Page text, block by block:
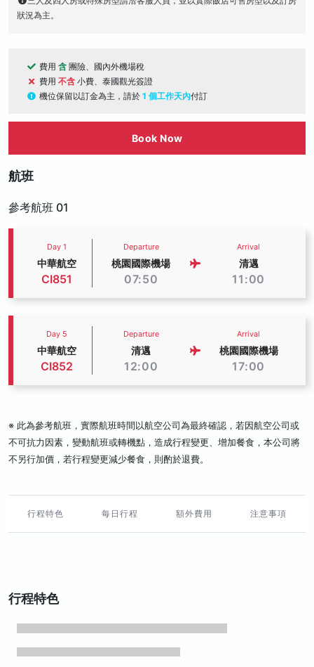
狀況為主。
費用 含 團險、國內外機場稅
費用 不含 小費、泰國觀光簽證
機位保留以訂金為主，請於 1 個工作天內付訂
Book Now
航班
參考航班 01
Day 1
中華航空
CI851
Departure
桃園國際機場
07:50
Arrival
清邁
11:00
Day 5
中華航空
CI852
Departure
清邁
12:00
Arrival
桃園國際機場
17:00
※ 此為參考航班，實際航班時間以航空公司為最終確認，若因航空公司或
不可抗力因素，變動航班或轉機點，造成行程變更、增加餐食，本公司將
不另行加價，若行程變更減少餐食，則酌於退費。
行程特色 每日行程 額外費用 注意事項
行程特色